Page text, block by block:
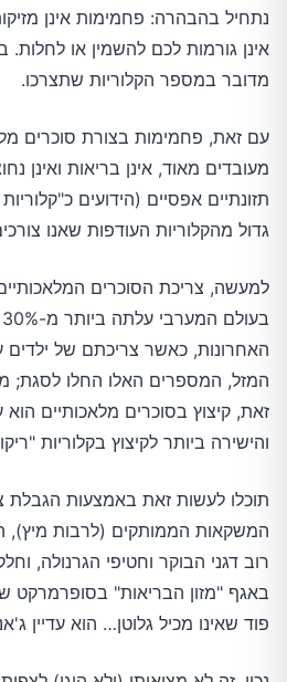
נתחיל בהבהרה: פחמימות אינן
אינן גורמות לכם להשמין או
מדובר במספר הקלוריות שתצרכו.
עם זאת, פחמימות בצורת סוכרים
מעובדים מאוד, אינן בריאות ואינן
תזונתיים אפסיים (הידועים
גדול מהקלוריות העודפות שאנו
למעשה, צריכת הסוכרים
המזל, המספרים האלו החלו לסגת;
זאת, קיצוץ בסוכרים מלאכותיים
והישירה ביותר לקיצוץ בקלוריות
תוכלו לעשות זאת באמצעות הגבלת
המשקאות הממותקים (לרבות מיץ),
רוב דגני הבוקר וחטיפי הגרנולה,
באגף "מזון הבריאות" בסופרמרקט
פוד שאינו מכיל גלוטן… הוא עדיין